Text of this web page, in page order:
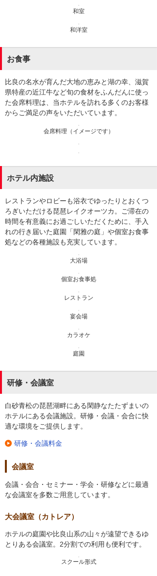
和室
和洋室
お食事
比良の名水が育んだ大地の恵みと湖の幸、滋賀
県特産の近江牛など旬の食材をふんだんに使っ
た会席料理は、当ホテルを訪れる多くのお客様
からご満足の声をいただいています。
会席料理（イメージです）
ホテル内施設
レストランやロビーも浴衣でゆったりとおくつ
ろぎいただける琵琶レイクオーツカ。ご滞在の
時間を有意義にお過ごしいただくために、手入
れの行き届いた庭園「閑雅の庭」や個室お食事
処などの各種施設も充実しています。
大浴場
個室お食事処
レストラン
宴会場
カラオケ
庭園
研修・会議室
白砂青松の琵琶湖畔にある閑静なたたずまいの
ホテルにある会議施設。研修・会議・会合に快
適な環境をご提供します。
研修・会議料金
会議室
会議・会合・セミナー・学会・研修などに最適
な会議室を多数ご用意しています。
大会議室（カトレア）
ホテルの庭園や比良山系の山々が遠望できるゆ
とりある会議室。2分割での利用も便利です。
スクール形式